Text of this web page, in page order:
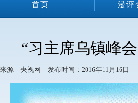
首页 漫评
漫评介绍
“习主席乌镇峰
来源：央视网 发布时间：2016年11月16日